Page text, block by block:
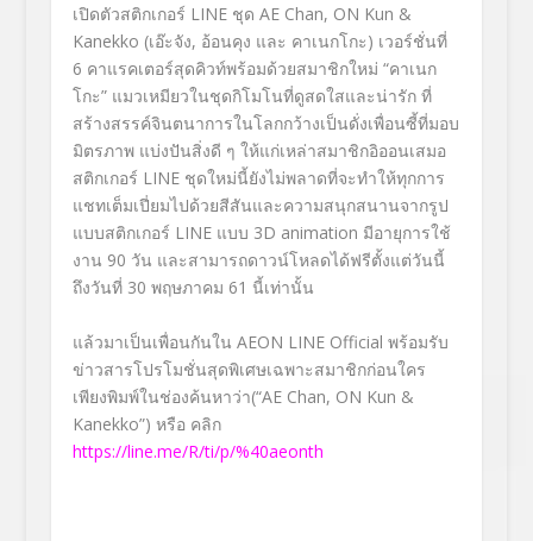
เปิดตัวสติกเกอร์ LINE ชุด AE Chan, ON Kun &
Kanekko (เอ๊ะจัง, อ้อนคุง และ คาเนกโกะ) เวอร์ชั่นที่
6 คาแรคเตอร์สุดคิวท์พร้อมด้วยสมาชิกใหม่ “คาเนก
โกะ” แมวเหมียวในชุดกิโมโนที่ดูสดใสและน่ารัก ที่
สร้างสรรค์จินตนาการในโลกกว้างเป็นดั่งเพื่อนซี้ที่มอบ
มิตรภาพ แบ่งปันสิ่งดี ๆ ให้แก่เหล่าสมาชิกอิออนเสมอ
สติกเกอร์ LINE ชุดใหม่นี้ยังไม่พลาดที่จะทำให้ทุกการ
แชทเต็มเปี่ยมไปด้วยสีสันและความสนุกสนานจากรูป
แบบสติกเกอร์ LINE แบบ 3D animation มีอายุการใช้
งาน 90 วัน และสามารถดาวน์โหลดได้ฟรีตั้งแต่วันนี้
ถึงวันที่ 30 พฤษภาคม 61 นี้เท่านั้น
แล้วมาเป็นเพื่อนกันใน AEON LINE Official พร้อมรับ
ข่าวสารโปรโมชั่นสุดพิเศษเฉพาะสมาชิกก่อนใคร
เพียงพิมพ์ในช่องค้นหาว่า(“AE Chan, ON Kun &
Kanekko”) หรือ คลิก
https://line.me/R/ti/p/%40aeonth